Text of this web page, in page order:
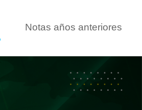
Notas años anteriores